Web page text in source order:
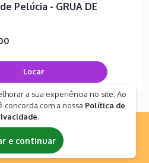
Pelúcia - GRUA DE
Locar
a sua experiência no site. Ao
concorda com a nossa Política de
.
e continuar